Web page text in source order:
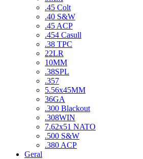
.45 Colt
.40 S&W
.45 ACP
.454 Casull
.38 TPC
22LR
10MM
.38SPL
.357
5.56x45MM
36GA
.300 Blackout
.308WIN
7.62x51 NATO
.500 S&W
.380 ACP
Geral